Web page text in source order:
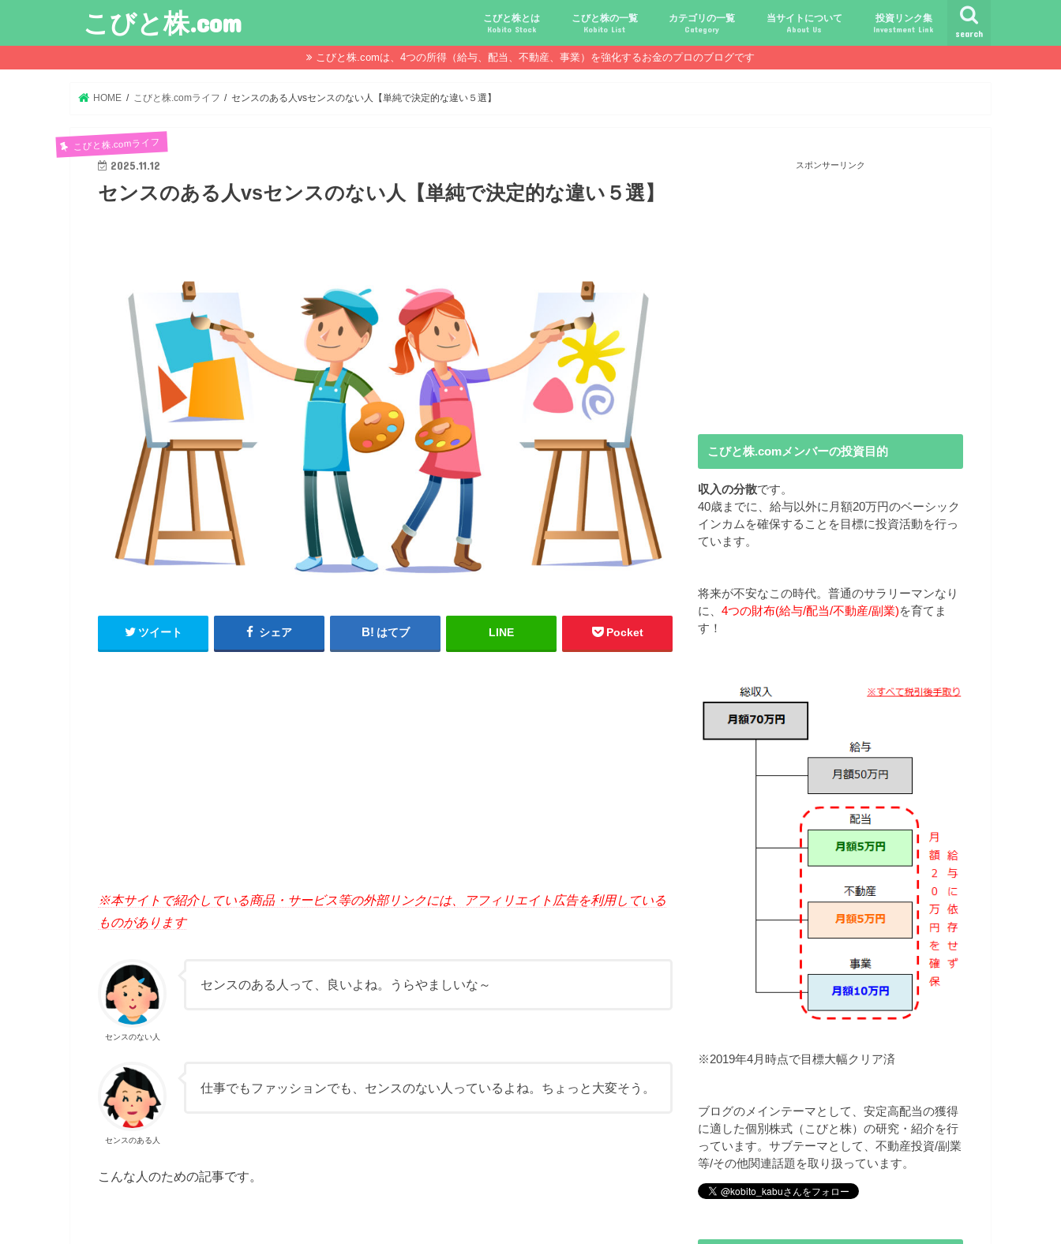
こびと株.com search
こびと株とは
Kobito Stock
こびと株投資を始める前に マジメなだけじゃ報われない時代？
配当金が守る、今-老後-子供達！
配当金があればこんなに遊べる！
債券・投信・中古１Rとの違い
口座開設！こびと探しの旅へ！
必ず知っておきたい専門用語集
こびと株の10条件
こびと株のメリット,デメリット
こびと株の投資10原則
こびと株投資のモデル紹介
こびと株の一覧
Kobito List
こびとNo.2169 CDS
こびとNo.4762 エックスネット
こびとNo.7751 キヤノン
こびとNo.7820 ニホンフラッシュ
こびとNo.7921 宝印刷
こびとNo.9986 蔵王産業
カテゴリの一覧
Category
こびと株.comライフ
給与ハック
副業ハック
配当金ハック
年金ハック
倹約ハック
当サイトについて
About Us
投資リンク集
Investment Link
こびと株.comは、4つの所得（給与、配当、不動産、事業）を強化するお金のプロのブログです
HOME こびと株.comライフ センスのある人vsセンスのない人【単純で決定的な違い５選】
こびと株.comライフ
2025.11.12
センスのある人vsセンスのない人【単純で決定的な違い５選】
ツイート シェア はてブ LINE Pocket
※本サイトで紹介している商品・サービス等の外部リンクには、アフィリエイト広告を利用している
ものがあります
センスのない人
センスのある人って、良いよね。うらやましいな～
センスのある人
仕事でもファッションでも、センスのない人っているよね。ちょっと大変そう。
こんな人のための記事です。
スポンサーリンク
こびと株.comメンバーの投資目的
収入の分散です。
40歳までに、給与以外に月額20万円のベーシック
インカムを確保することを目標に投資活動を行っ
ています。
将来が不安なこの時代。普通のサラリーマンなり
に、 4つの財布(給与/配当/不動産/副業)を育てま
す！
※2019年4月時点で目標大幅クリア済
ブログのメインテーマとして、安定高配当の獲得
に適した個別株式（こびと株）の研究・紹介を行
っています。サブテーマとして、不動産投資/副業
等/その他関連話題を取り扱っています。